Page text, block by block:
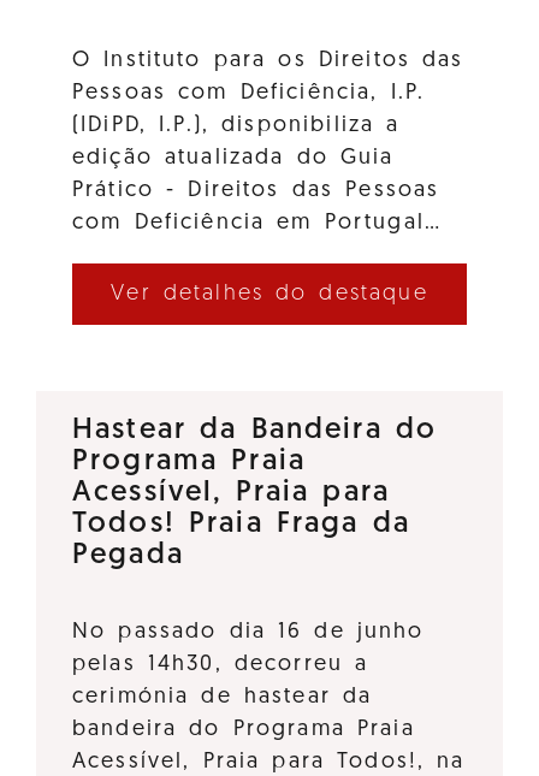
O Instituto para os Direitos das
Pessoas com Deficiência, I.P.
(IDiPD, I.P.), disponibiliza a
edição atualizada do Guia
Prático - Direitos das Pessoas
com Deficiência em Portugal…
Ver detalhes do destaque
Hastear da Bandeira do
Programa Praia
Acessível, Praia para
Todos! Praia Fraga da
Pegada
No passado dia 16 de junho
pelas 14h30, decorreu a
cerimónia de hastear da
bandeira do Programa Praia
Acessível, Praia para Todos!, na